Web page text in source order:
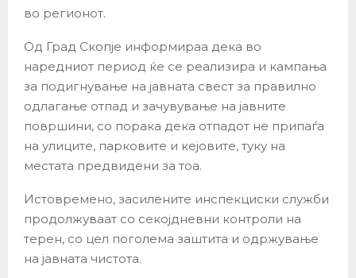
во регионот.
Од Град Скопје информираа дека во
наредниот период ќе се реализира и кампања
за подигнување на јавната свест за правилно
одлагање отпад и зачувување на јавните
површини, со порака дека отпадот не припаѓа
на улиците, парковите и кејовите, туку на
местата предвидени за тоа.
Истовремено, засилените инспекциски служби
продолжуваат со секојдневни контроли на
терен, со цел поголема заштита и одржување
на јавната чистота.